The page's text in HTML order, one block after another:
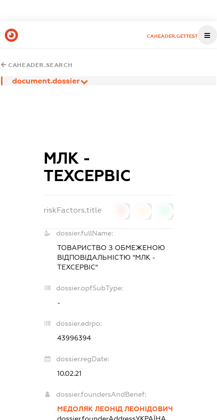
CAHEADER.GETTEST
CAHEADER.SEARCH
document.dossier
МЛК -
ТЕХСЕРВІС
riskFactors.title
dossier.fullName:
ТОВАРИСТВО З ОБМЕЖЕНОЮ
ВІДПОВІДАЛЬНІСТЮ "МЛК -
ТЕХСЕРВІС"
dossier.opfSubType:
-
dossier.edrpo:
43996394
dossier.regDate:
10.02.21
dossier.foundersAndBenef:
МЕДОЛЯК ЛЕОНІД ЛЕОНІДОВИЧ